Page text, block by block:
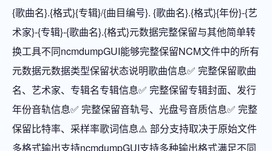
{歌曲名}.{格式}{专辑}/{曲目编号}. {歌曲名}.{格式}{年份}-{艺
术家}-{专辑}-{歌曲名}.{格式}元数据完整保留与其他简单转
换工具不同ncmdumpGUI能够完整保留NCM文件中的所有
元数据元数据类型保留状态说明歌曲信息✅ 完整保留歌曲
名、艺术家、专辑名专辑信息✅ 完整保留专辑封面、发行
年份音轨信息✅ 完整保留音轨号、光盘号音质信息✅ 完整
保留比特率、采样率歌词信息⚠️ 部分支持取决于原始文件
多格式输出支持ncmdumpGUI支持多种输出格式满足不同